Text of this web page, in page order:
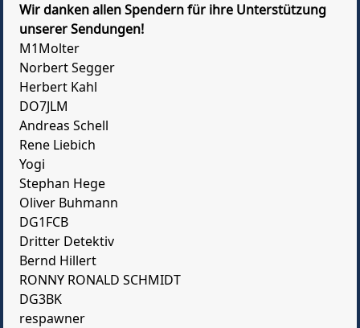
Wir danken allen Spendern für ihre Unterstützung
unserer Sendungen!
M1Molter
Norbert Segger
Herbert Kahl
DO7JLM
Andreas Schell
Rene Liebich
Yogi
Stephan Hege
Oliver Buhmann
DG1FCB
Dritter Detektiv
Bernd Hillert
RONNY RONALD SCHMIDT
DG3BK
respawner